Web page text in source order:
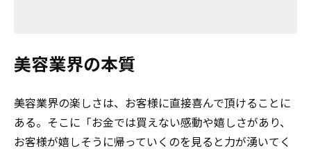
美容業界の本質
美容業界の楽しさは、お客様に直接喜んで頂けることに
ある。そこに「お金では買えない感動や嬉しさがあり、
お客様が嬉しそうに帰っていくのを見ると力が湧いてく